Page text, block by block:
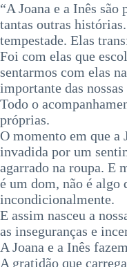
“A Joana e a Inês
tantas outras
tempestade. Elas
Foi com elas que
sentarmos com elas
importante das
Todo o
próprias.
O momento em que a
invadida por um
agarrado na roupa. E
é um dom, não é algo
incondicionalmente.
E assim nasceu a
as inseguranças e
A Joana e a Inês
A gratidão que